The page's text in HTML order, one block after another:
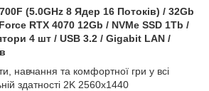
(5.0GHz 8 Ядер 16 Потоків) / 32Gb
RTX 4070 12Gb / NVMe SSD 1Tb /
4 шт / USB 3.2 / Gigabit LAN /
навчання та комфортної гри у всі
здатності 2K 2560x1440